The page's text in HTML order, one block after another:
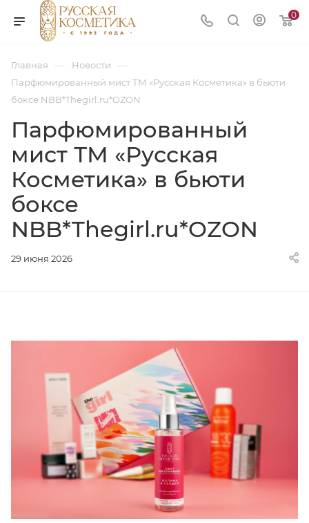
0
Главная — Новости —
Парфюмированный мист ТМ «Русская Косметика» в бьюти
боксе NBB*Thegirl.ru*OZON
Парфюмированный
мист ТМ «Русская
Косметика» в бьюти
боксе
NBB*Thegirl.ru*OZON
29 июня 2026